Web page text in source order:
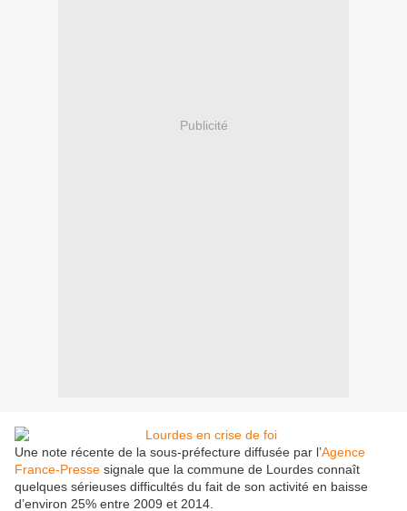
Publicité
Une note récente de la sous-préfecture diffusée par l’Agence
France-Presse signale que la commune de Lourdes connaît
quelques sérieuses difficultés du fait de son activité en baisse
d’environ 25% entre 2009 et 2014.